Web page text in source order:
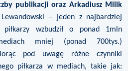
publikacji oraz Arkadiusz Milik
– jeden z najbardziej
piłkarzy wzbudził o ponad 1mln
mniej (ponad 700tys.)
pod uwagę różne czynniki
piłkarza w mediach, takie jak: